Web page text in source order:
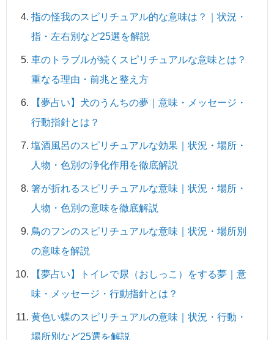
指の怪我のスピリチュアル的な意味は？｜状況・
指・左右別など25選を解説
車のトラブルが続くスピリチュアルな意味とは？
重なる理由・前兆と整え方
【夢占い】犬のうんちの夢｜意味・メッセージ・
行動指針とは？
塩酒風呂のスピリチュアルな効果｜状況・場所・
人物・色別の浄化作用を徹底解説
箸が折れるスピリチュアルな意味｜状況・場所・
人物・色別の意味を徹底解説
鳥のフンのスピリチュアルな意味｜状況・場所別
の意味を解説
【夢占い】トイレで尿（おしっこ）をする夢｜意
味・メッセージ・行動指針とは？
黄色い蝶のスピリチュアルの意味｜状況・行動・
場所別など25選を解説